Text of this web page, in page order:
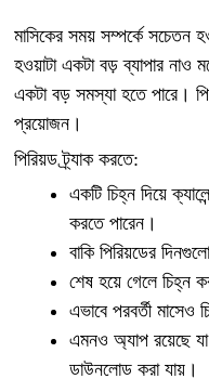
মাসিকের সময় সম্পর্কে সচেতন
হওয়াটা একটা বড় ব্যাপার নাও
একটা বড় সমস্যা হতে পারে।
প্রয়োজন।
পিরিয়ড ট্র্যাক করতে:
একটি চিহ্ন দিয়ে
করতে পারেন।
বাকি পিরিয়ডের
শেষ হয়ে গেলে চিহ্ন
এভাবে পরবর্তী মাসেও
এমনও অ্যাপ রয়েছে
ডাউনলোড করা যায়।